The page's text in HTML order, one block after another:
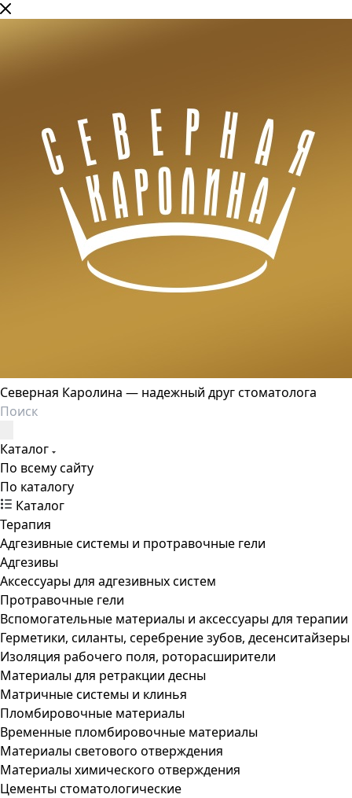
Северная Каролина — надежный друг стоматолога
Каталог
По всему сайту
По каталогу
Каталог
Терапия
Адгезивные системы и протравочные гели
Адгезивы
Аксессуары для адгезивных систем
Протравочные гели
Вспомогательные материалы и аксессуары для терапии
Герметики, силанты, серебрение зубов, десенситайзеры
Изоляция рабочего поля, роторасширители
Материалы для ретракции десны
Матричные системы и клинья
Пломбировочные материалы
Временные пломбировочные материалы
Материалы светового отверждения
Материалы химического отверждения
Цементы стоматологические